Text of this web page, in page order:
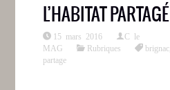
L’HABITAT PARTAGÉ
15 mars 2016
C le
MAG
Rubriques brignac
partage